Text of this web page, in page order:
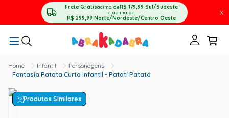
Frete Grátisacima deR$ 179,99 Sul/Sudeste
e acima de
R$ 299,99 Norte/Nordeste/Centro Oeste
X
Infantil
Personagens
Fantasia Patata Curto Infantil - Patati Patatá
Produtos Similares